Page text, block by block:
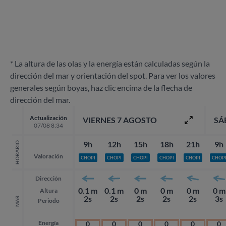
* La altura de las olas y la energía están calculadas según la
dirección del mar y orientación del spot. Para ver los valores
generales según boyas, haz clic encima de la flecha de
dirección del mar.
Actualización
07/08 8:34
HORARIO Valoración
MAR
Dirección
Altura
Periodo
Energía
VIERNES 7 AGOSTO
9h
CHOPI
0.1 m
2s
0
12h
CHOPI
0.1 m
2s
0
15h
CHOPI
0 m
2s
0
18h
CHOPI
0 m
2s
0
21h
CHOPI
0 m
2s
0
9h
CHOPI
0 m
3s
0